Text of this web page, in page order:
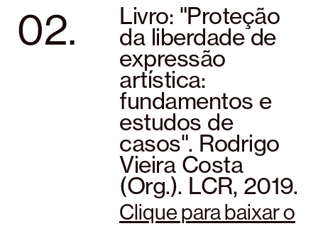
02. Livro: "Proteção
da liberdade de
expressão
artística:
fundamentos e
estudos de
casos". Rodrigo
Vieira Costa
(Org.). LCR, 2019.
Clique para baixar o